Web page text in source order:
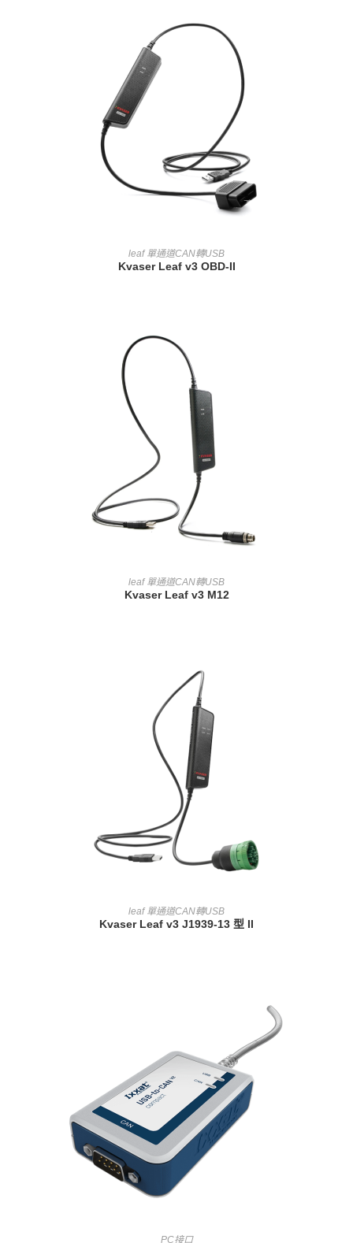
查看內容
leaf 單通道CAN轉USB
Kvaser Leaf v3 OBD-II
查看內容
leaf 單通道CAN轉USB
Kvaser Leaf v3 M12
查看內容
leaf 單通道CAN轉USB
Kvaser Leaf v3 J1939-13 型 II
查看內容
PC接口